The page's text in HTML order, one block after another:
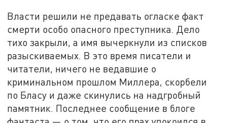
Власти решили не предавать огласке факт
смерти особо опасного преступника. Дело
тихо закрыли, а имя вычеркнули из списков
разыскиваемых. В это время писатели и
читатели, ничего не ведавшие о
криминальном прошлом Миллера, скорбели
по Бласу и даже скинулись на надгробный
памятник. Последнее сообщение в блоге